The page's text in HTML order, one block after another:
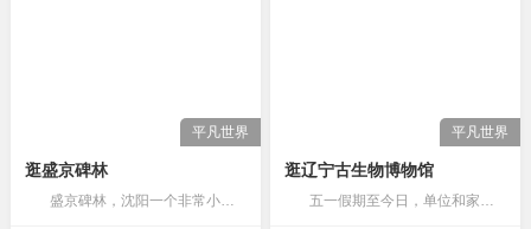
平凡世界
逛盛京碑林
盛京碑林，沈阳一个非常小众的景点。 说到碑林，我就会想到陕西西安的碑林，各种传世书法碑刻藏于其中，让人目不暇接。本着走遍沈阳大大小小的景点计划，开启此次闲逛。 &nbs…
平凡世界
逛辽宁古生物博物馆
五一假期至今日，单位和家两点一线，有心出去走走，奈何到处是人，后听说辽宁古生物博物馆参观人数平稳，就近逛上一逛。 其实，多年前参观过一次，已经没什么印象了。现在看来，场馆布展上稍显杂乱，文创商店里似乎是都是…